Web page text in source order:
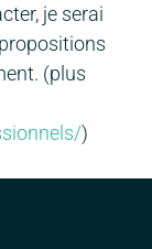
je serai
(plus
)